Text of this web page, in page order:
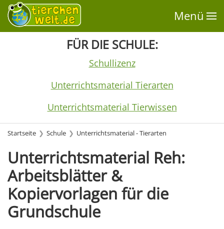
Menü
FÜR DIE SCHULE:
Schullizenz
Unterrichtsmaterial Tierarten
Unterrichtsmaterial Tierwissen
Startseite Schule Unterrichtsmaterial - Tierarten
Unterrichtsmaterial Reh:
Arbeitsblätter &
Kopiervorlagen für die
Grundschule